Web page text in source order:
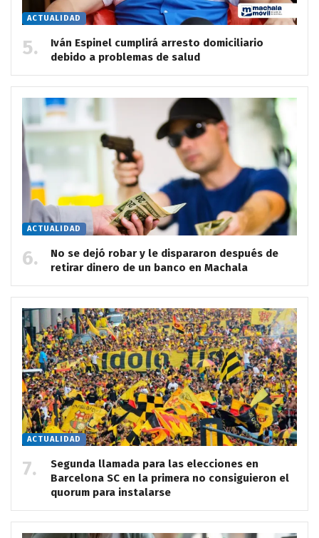
ACTUALIDAD
Iván Espinel cumplirá arresto domiciliario
debido a problemas de salud
ACTUALIDAD
No se dejó robar y le dispararon después de
retirar dinero de un banco en Machala
ACTUALIDAD
Segunda llamada para las elecciones en
Barcelona SC en la primera no consiguieron el
quorum para instalarse